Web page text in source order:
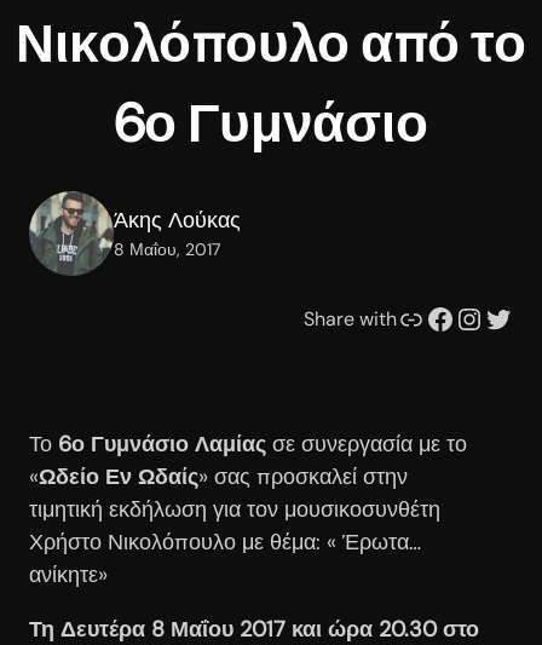
Νικολόπουλο από το
6ο Γυμνάσιο
Άκης Λούκας
8 Μαΐου, 2017
Share withΣυνδέσμου Facebook Instagram Twitter
Το 6ο Γυμνάσιο Λαμίας σε συνεργασία με το
«Ωδείο Εν Ωδαίς» σας προσκαλεί στην
τιμητική εκδήλωση για τον μουσικοσυνθέτη
Χρήστο Νικολόπουλο με θέμα: « Έρωτα…
ανίκητε»
Τη Δευτέρα 8 Μαΐου 2017 και ώρα 20.30 στο